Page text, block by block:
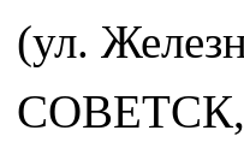
(ул.
СОВЕТСК,